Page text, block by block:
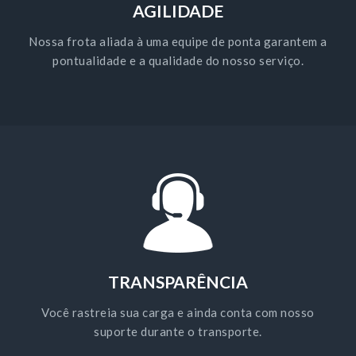
AGILIDADE
Nossa frota aliada à uma equipe de ponta garantem a
pontualidade e a qualidade do nosso serviço.
TRANSPARÊNCIA
Você rastreia sua carga e ainda conta com nosso
suporte durante o transporte.